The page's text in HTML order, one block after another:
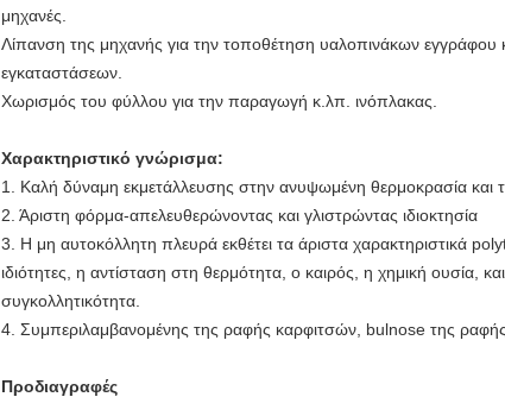
μηχανές.
Λίπανση της μηχανής για την τοποθέτηση υαλοπινάκων
εγκαταστάσεων.
Χωρισμός του φύλλου για την παραγωγή κ.λπ. ινόπλακας.
Χαρακτηριστικό γνώρισμα:
1. Καλή δύναμη εκμετάλλευσης στην ανυψωμένη θερμοκρασία και
2. Άριστη φόρμα-απελευθερώνοντας και γλιστρώντας ιδιοκτησία
3. Η μη αυτοκόλλητη πλευρά εκθέτει τα άριστα χαρακτηριστικά
ιδιότητες, η αντίσταση στη θερμότητα, ο καιρός, η χημική ουσία,
συγκολλητικότητα.
4. Συμπεριλαμβανομένης της ραφής καρφιτσών, bulnose της
Προδιαγραφές